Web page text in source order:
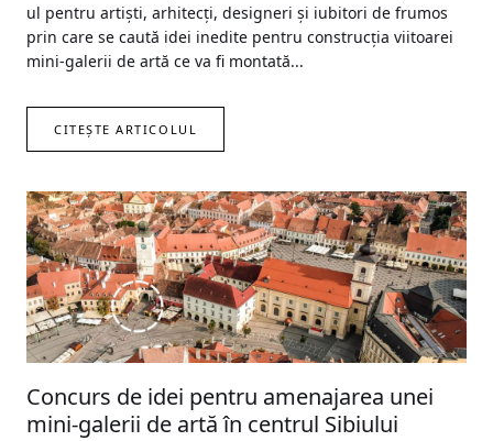
ul pentru artiști, arhitecți, designeri și iubitori de frumos
prin care se caută idei inedite pentru construcția viitoarei
mini-galerii de artă ce va fi montată...
CITEȘTE ARTICOLUL
Concurs de idei pentru amenajarea unei
mini-galerii de artă în centrul Sibiului